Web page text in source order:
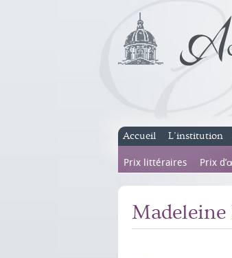
Accueil L’institution
Prix littéraires Prix